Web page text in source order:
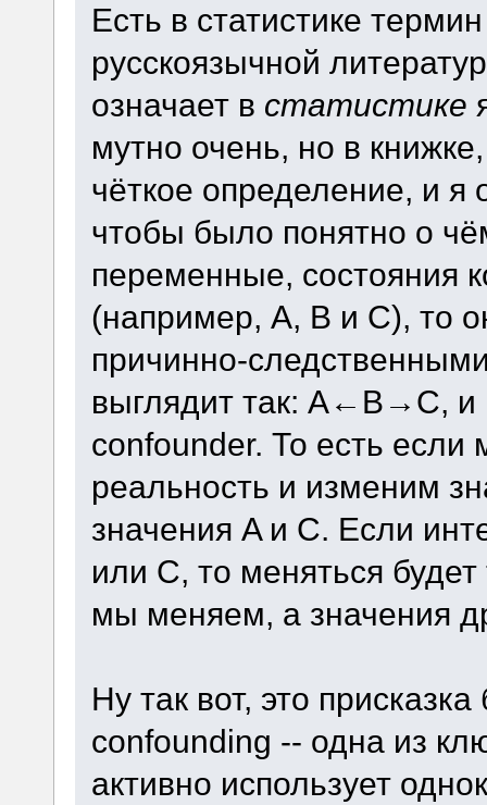
Есть в статистике
русскоязычной
означает в статистике
мутно очень, но в
чёткое определение, и я
чтобы было понятно о
переменные, состояния
(например, A, B и C), то
причинно-
выглядит так: A←B→C, и
confounder. То есть
реальность и изменим
значения A и C. Если
или C, то меняться
мы меняем, а значения
Ну так вот, это
confounding -- одна из
активно использует